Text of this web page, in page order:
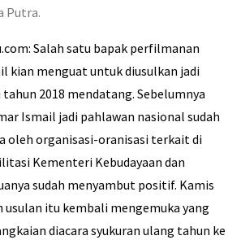
Putra.
Salah satu bapak perfilmanan
kian menguat untuk diusulkan jadi
2018 mendatang. Sebelumnya
Ismail jadi pahlawan nasional sudah
oleh organisasi-oranisasi terkait di
Kementeri Kebudayaan dan
sudah menyambut positif. Kamis
usulan itu kembali mengemuka yang
diacara syukuran ulang tahun ke